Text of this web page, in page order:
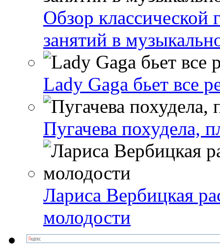
Обзор классической
занятий в
Lady Gaga бьет все
Пугачева похудела,
Лариса Вербицкая
молодости